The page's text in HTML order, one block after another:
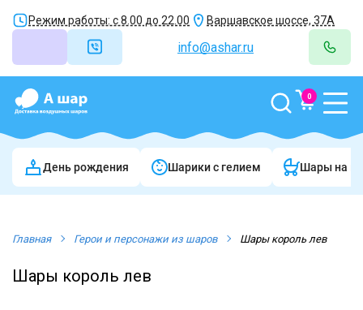
Режим работы: с 8.00 до 22.00 Варшавское шоссе, 37А
info@ashar.ru
0
День рождения Шарики c гелием Шары на
Главная Герои и персонажи из шаров Шары король лев
Шары король лев